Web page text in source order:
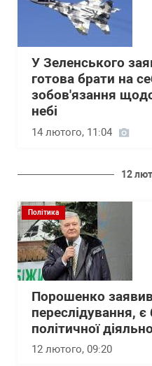
У Зеленського
готова брати на
зобов'язання
небі
14 лютого, 11:04
12
Політика
Порошенко
переслідування,
політичної
12 лютого, 09:20